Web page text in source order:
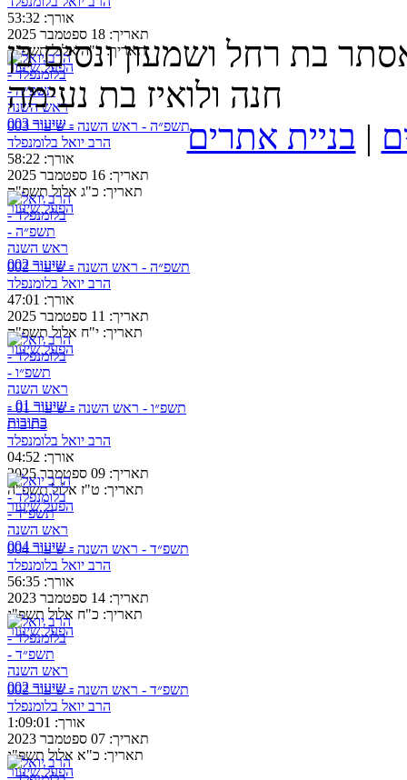
אורך: 53:32
תאריך: 18 ספטמבר 2025
תאריך:כ"ה אלול תשפ"ה
הפעל שיעור
תשפ״ה - ראש השנה - שיעור 003
הרב יואל בלומנפלד
אורך: 58:22
תאריך: 16 ספטמבר 2025
תאריך: כ"ג אלול תשפ"ה
הפעל שיעור
תשפ״ה - ראש השנה - שיעור 002
הרב יואל בלומנפלד
אורך: 47:01
תאריך: 11 ספטמבר 2025
תאריך: י"ח אלול תשפ"ה
הפעל שיעור
תשפ״ו - ראש השנה - שיעור 01 -
כתובות
הרב יואל בלומנפלד
אורך: 04:52
תאריך: 09 ספטמבר 2025
תאריך: ט"ז אלול תשפ"ה
הפעל שיעור
תשפ״ד - ראש השנה - שיעור 004
הרב יואל בלומנפלד
אורך: 56:35
תאריך: 14 ספטמבר 2023
תאריך: כ"ח אלול תשפ"ג
הפעל שיעור
תשפ״ד - ראש השנה - שיעור 002
הרב יואל בלומנפלד
אורך: 1:09:01
תאריך: 07 ספטמבר 2023
תאריך: כ"א אלול תשפ"ג
הפעל שיעור
בת רחל ושמעון ונסים בן
חנה ולואיז בת נעימה
| בניית אתרים